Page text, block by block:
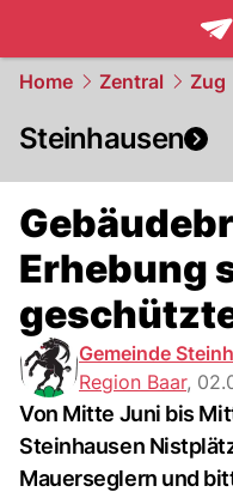
Home Zentral Zug
Steinhausen
Erhebung
Gemeinde
Region Baar,
Von Mitte Juni bis
Steinhausen
Mauerseglern und